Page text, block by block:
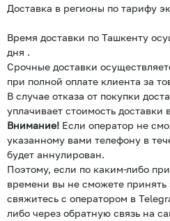
Доставка в регионы по тарифу
Время доставки по Ташкенту
дня .
Срочные доставки
при полной оплате клиента за
В случае отказа от покупки
уплачивает стоимость доставки
Внимание! Если оператор не
указанному вами телефону в
будет аннулирован.
Поэтому, если по каким-либо
времени вы не сможете принять
свяжитесь с оператором в
либо через обратную связь на